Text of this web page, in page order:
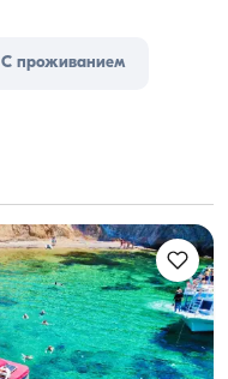
С проживанием